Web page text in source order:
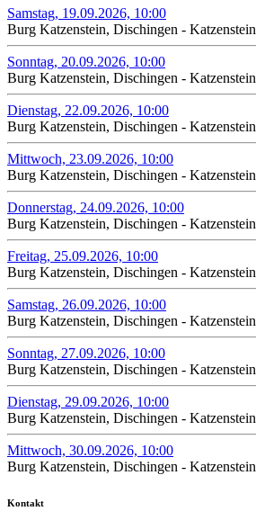
Samstag, 19.09.2026, 10:00
Burg Katzenstein, Dischingen - Katzenstein
Sonntag, 20.09.2026, 10:00
Burg Katzenstein, Dischingen - Katzenstein
Dienstag, 22.09.2026, 10:00
Burg Katzenstein, Dischingen - Katzenstein
Mittwoch, 23.09.2026, 10:00
Burg Katzenstein, Dischingen - Katzenstein
Donnerstag, 24.09.2026, 10:00
Burg Katzenstein, Dischingen - Katzenstein
Freitag, 25.09.2026, 10:00
Burg Katzenstein, Dischingen - Katzenstein
Samstag, 26.09.2026, 10:00
Burg Katzenstein, Dischingen - Katzenstein
Sonntag, 27.09.2026, 10:00
Burg Katzenstein, Dischingen - Katzenstein
Dienstag, 29.09.2026, 10:00
Burg Katzenstein, Dischingen - Katzenstein
Mittwoch, 30.09.2026, 10:00
Burg Katzenstein, Dischingen - Katzenstein
Kontakt